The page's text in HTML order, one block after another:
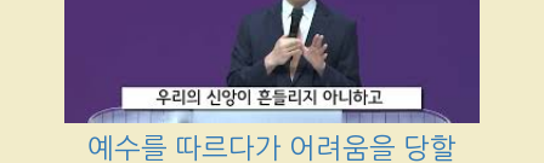
예수를 따르다가 어려움을 당할